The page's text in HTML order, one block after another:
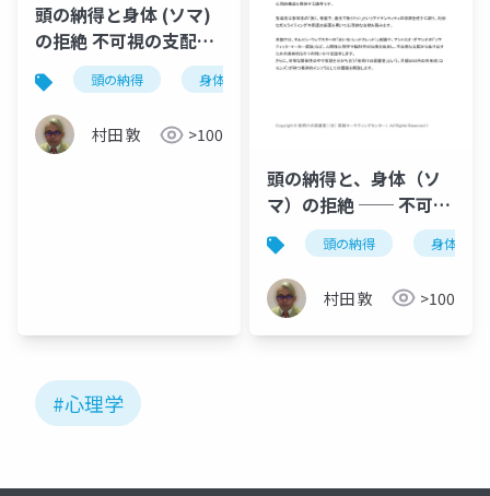
頭の納得と身体 (ソマ)
の拒絶 不可視の支配を
解体し自らの「赤い
糸」を手繰り寄せる心
理学
頭の納得 身体の拒絶
村田 敦 >100
頭の納得と、身体（ソ
マ）の拒絶 ── 不可視
の支配を解体し、自ら
の「赤い糸」を手繰り
寄せる心理学
頭の納得 身体の拒
村田 敦 >100
#心理学